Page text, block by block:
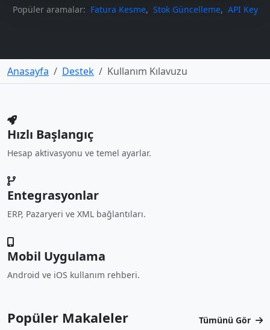
Popüler aramalar: Fatura Kesme, Stok Güncelleme, API Key
Anasayfa Destek Kullanım Kılavuzu
Hızlı Başlangıç
Hesap aktivasyonu ve temel ayarlar.
Entegrasyonlar
ERP, Pazaryeri ve XML bağlantıları.
Mobil Uygulama
Android ve iOS kullanım rehberi.
Popüler Makaleler Tümünü Gör